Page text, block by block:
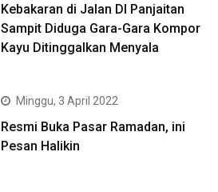
Kebakaran di Jalan DI Panjaitan
Sampit Diduga Gara-Gara Kompor
Kayu Ditinggalkan Menyala
Minggu, 3 April 2022
Resmi Buka Pasar Ramadan, ini
Pesan Halikin